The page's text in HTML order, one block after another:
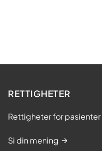
RETTIGHETER
Rettigheter for pasienter
Si din mening